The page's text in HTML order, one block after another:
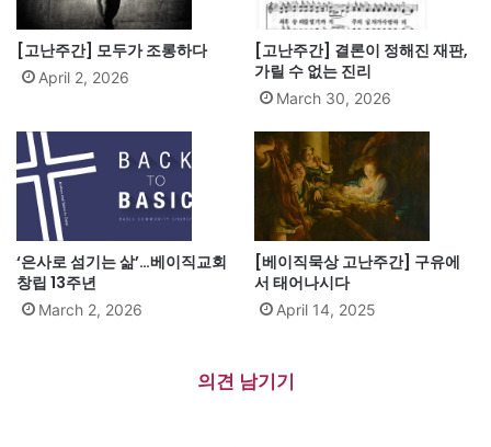
[고난주간] 모두가 조롱하다
April 2, 2026
[고난주간] 결론이 정해진 재판,
가릴 수 없는 진리
March 30, 2026
‘은사로 섬기는 삶’…베이직교회
창립 13주년
March 2, 2026
[베이직묵상 고난주간] 구유에
서 태어나시다
April 14, 2025
의견 남기기